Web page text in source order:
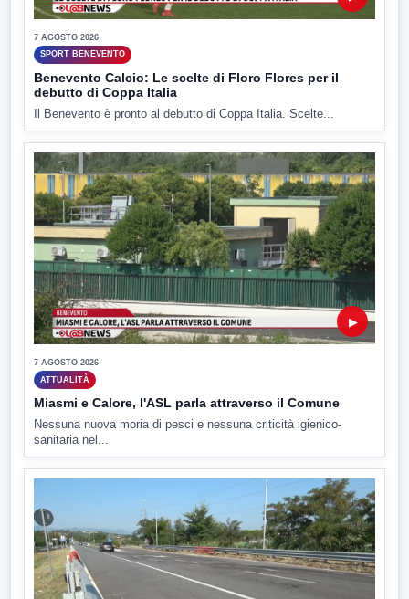
7 AGOSTO 2026
SPORT BENEVENTO
Benevento Calcio: Le scelte di Floro Flores per il
debutto di Coppa Italia
Il Benevento è pronto al debutto di Coppa Italia. Scelte...
▶
7 AGOSTO 2026
ATTUALITÀ
Miasmi e Calore, l'ASL parla attraverso il Comune
Nessuna nuova moria di pesci e nessuna criticità igienico-
sanitaria nel...